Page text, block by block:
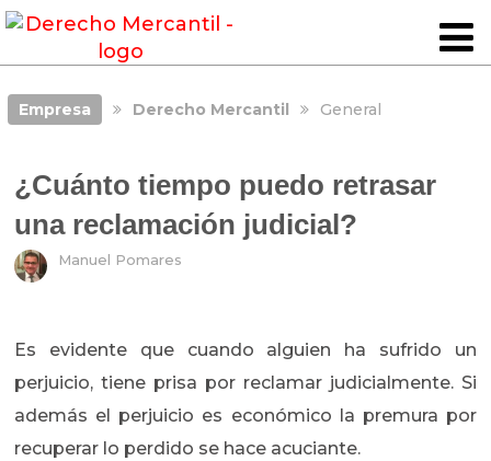
Empresa Derecho Mercantil General
¿Cuánto tiempo puedo retrasar
una reclamación judicial?
Manuel Pomares
Es evidente que cuando alguien ha sufrido un
perjuicio, tiene prisa por reclamar judicialmente. Si
además el perjuicio es económico la premura por
recuperar lo perdido se hace acuciante.